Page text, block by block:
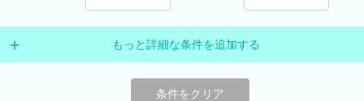
もっと詳細な条件を追加する
条件をクリア